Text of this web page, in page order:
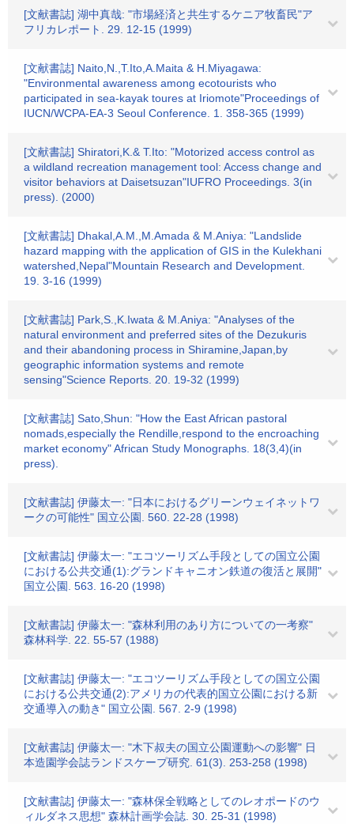
[文献書誌] 湖中真哉: "市場経済と共生するケニア牧畜民"ア
フリカレポート. 29. 12-15 (1999)
[文献書誌] Naito,N.,T.Ito,A.Maita & H.Miyagawa:
"Environmental awareness among ecotourists who
participated in sea-kayak toures at Iriomote"Proceedings of
IUCN/WCPA-EA-3 Seoul Conference. 1. 358-365 (1999)
[文献書誌] Shiratori,K.& T.Ito: "Motorized access control as
a wildland recreation management tool: Access change and
visitor behaviors at Daisetsuzan"IUFRO Proceedings. 3(in
press). (2000)
[文献書誌] Dhakal,A.M.,M.Amada & M.Aniya: "Landslide
hazard mapping with the application of GIS in the Kulekhani
watershed,Nepal"Mountain Research and Development.
19. 3-16 (1999)
[文献書誌] Park,S.,K.Iwata & M.Aniya: "Analyses of the
natural environment and preferred sites of the Dezukuris
and their abandoning process in Shiramine,Japan,by
geographic information systems and remote
sensing"Science Reports. 20. 19-32 (1999)
[文献書誌] Sato,Shun: "How the East African pastoral
nomads,especially the Rendille,respond to the encroaching
market economy" African Study Monographs. 18(3,4)(in
press).
[文献書誌] 伊藤太一: "日本におけるグリーンウェイネットワ
ークの可能性" 国立公園. 560. 22-28 (1998)
[文献書誌] 伊藤太一: "エコツーリズム手段としての国立公園
における公共交通(1):グランドキャニオン鉄道の復活と展開"
国立公園. 563. 16-20 (1998)
[文献書誌] 伊藤太一: "森林利用のあり方についての一考察"
森林科学. 22. 55-57 (1988)
[文献書誌] 伊藤太一: "エコツーリズム手段としての国立公園
における公共交通(2):アメリカの代表的国立公園における新
交通導入の動き" 国立公園. 567. 2-9 (1998)
[文献書誌] 伊藤太一: "木下叔夫の国立公園運動への影響" 日
本造園学会誌ランドスケープ研究. 61(3). 253-258 (1998)
[文献書誌] 伊藤太一: "森林保全戦略としてのレオポードのウ
ィルダネス思想" 森林計画学会誌. 30. 25-31 (1998)